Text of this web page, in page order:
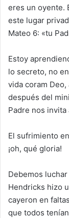
eres un oyente.
este lugar
Mateo 6: «tu
Estoy
lo secreto, no
vida coram
después del
Padre nos
El sufrimiento
¡oh, qué gloria!
Debemos
Hendricks hizo
cayeron en
que todos